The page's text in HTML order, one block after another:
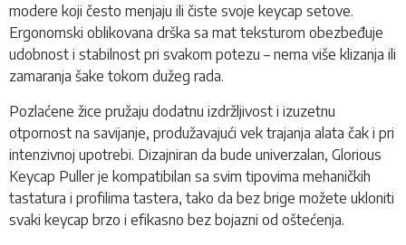
modere koji često menjaju ili čiste svoje keycap setove.
Ergonomski oblikovana drška sa mat teksturom obezbeđuje
udobnost i stabilnost pri svakom potezu – nema više klizanja ili
zamaranja šake tokom dužeg rada.
Pozlaćene žice pružaju dodatnu izdržljivost i izuzetnu
otpornost na savijanje, produžavajući vek trajanja alata čak i pri
intenzivnoj upotrebi. Dizajniran da bude univerzalan, Glorious
Keycap Puller je kompatibilan sa svim tipovima mehaničkih
tastatura i profilima tastera, tako da bez brige možete ukloniti
svaki keycap brzo i efikasno bez bojazni od oštećenja.